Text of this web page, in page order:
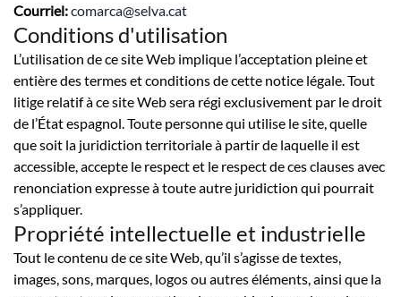
Courriel:comarca@selva.cat
Conditions d'utilisation
L’utilisation de ce site Web implique l’acceptation pleine et
entière des termes et conditions de cette notice légale. Tout
litige relatif à ce site Web sera régi exclusivement par le droit
de l’État espagnol. Toute personne qui utilise le site, quelle
que soit la juridiction territoriale à partir de laquelle il est
accessible, accepte le respect et le respect de ces clauses avec
renonciation expresse à toute autre juridiction qui pourrait
s’appliquer.
Propriété intellectuelle et industrielle
Tout le contenu de ce site Web, qu’il s’agisse de textes,
images, sons, marques, logos ou autres éléments, ainsi que la